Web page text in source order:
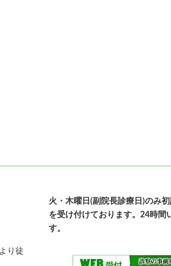
り徒
火・木曜日(副院長診療日)のみ
を受け付けております。24時間
す。